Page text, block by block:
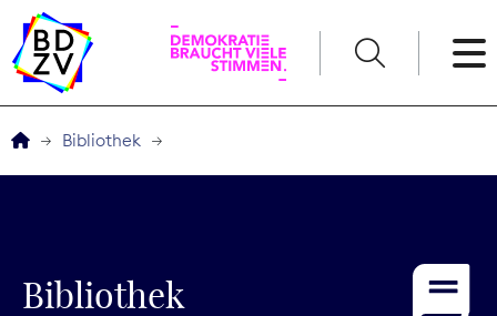
Service
Bibliothek
Bibliothek